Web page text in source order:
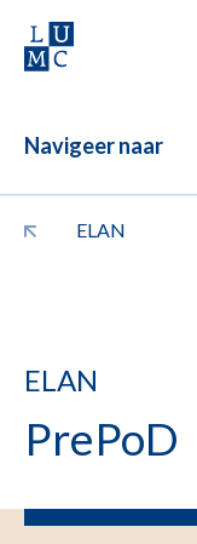
Navigeer naar
ELAN
ELAN
PrePoD